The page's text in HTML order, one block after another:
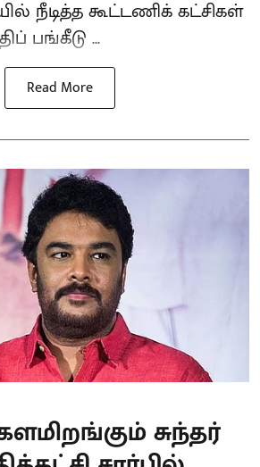
நீடித்த கூட்டணிக் கட்சிகள்
பங்கீடு ...
Read More
சுந்தர்